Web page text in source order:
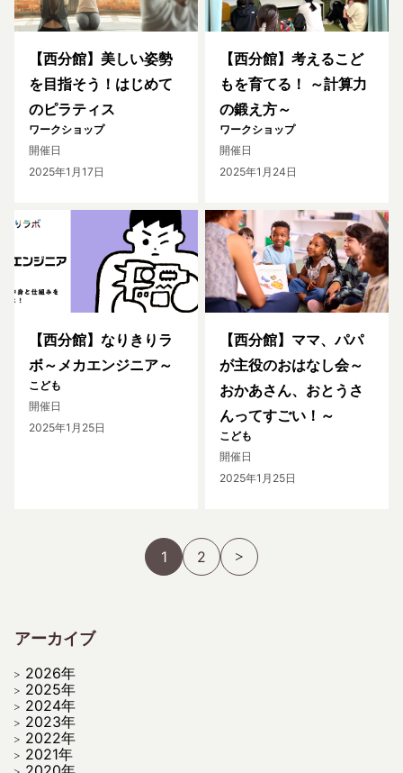
【西分館】美しい姿勢
を目指そう！はじめて
のピラティス
ワークショップ
開催日
2025年1月17日
【西分館】考えるこど
もを育てる！ ～計算力
の鍛え方～
ワークショップ
開催日
2025年1月24日
【西分館】なりきりラ
ボ～メカエンジニア～
こども
開催日
2025年1月25日
【西分館】ママ、パパ
が主役のおはなし会～
おかあさん、おとうさ
んってすごい！～
こども
開催日
2025年1月25日
1 2
アーカイブ
2026年
2025年
2024年
2023年
2022年
2021年